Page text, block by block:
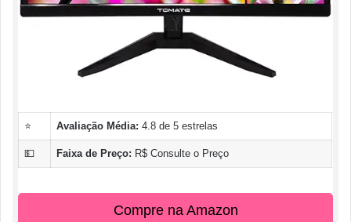
⭐ Avaliação Média: 4.8 de 5 estrelas
💵 Faixa de Preço: R$ Consulte o Preço
Compre na Amazon